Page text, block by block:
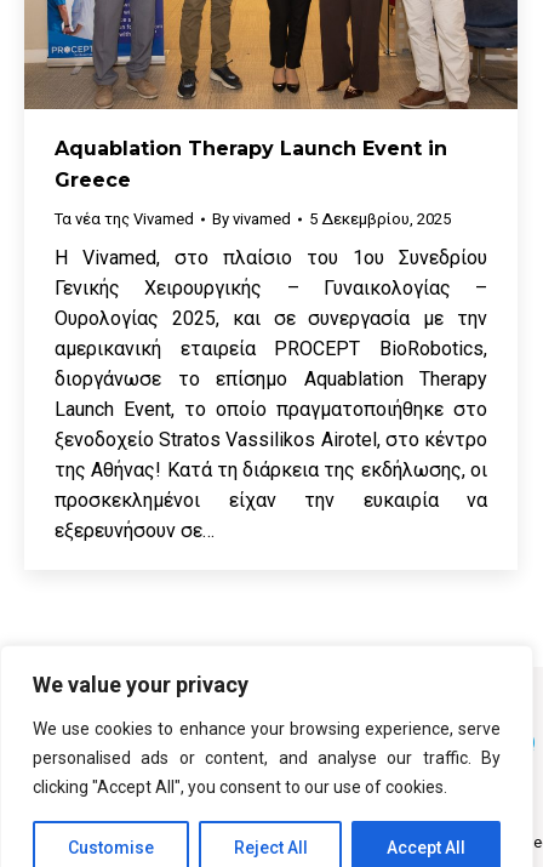
We value your privacy
We use cookies to enhance your browsing experience, serve
personalised ads or content, and analyse our traffic. By
clicking "Accept All", you consent to our use of cookies.
Customise Reject All Accept All
Aquablation Therapy Launch Event in
Greece
Τα νέα της Vivamed By vivamed 5 Δεκεμβρίου, 2025
Η Vivamed, στο πλαίσιο του 1ου Συνεδρίου
Γενικής Χειρουργικής – Γυναικολογίας –
Ουρολογίας 2025, και σε συνεργασία με την
αμερικανική εταιρεία PROCEPT BioRobotics,
διοργάνωσε το επίσημο Aquablation Therapy
Launch Event, το οποίο πραγματοποιήθηκε στο
ξενοδοχείο Stratos Vassilikos Airotel, στο κέντρο
της Αθήνας! Κατά τη διάρκεια της εκδήλωσης, οι
προσκεκλημένοι είχαν την ευκαιρία να
εξερευνήσουν σε…
Copyright © 2026 Vivamed All Rights